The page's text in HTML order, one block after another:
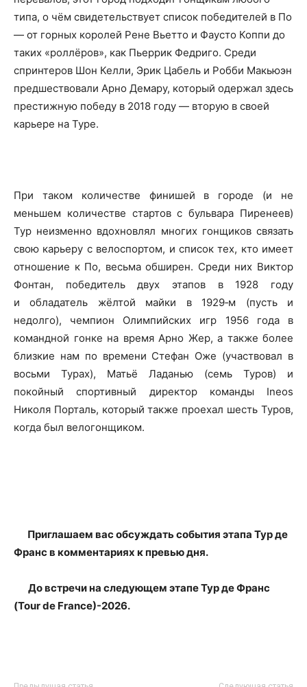
типа, о чём свидетельствует список победителей в По
— от горных королей Рене Вьетто и Фаусто Коппи до
таких «роллёров», как Пьеррик Федриго. Среди
спринтеров Шон Келли, Эрик Цабель и Робби Макьюэн
предшествовали Арно Демару, который одержал здесь
престижную победу в 2018 году — вторую в своей
карьере на Туре.
При таком количестве финишей в городе (и не
меньшем количестве стартов с бульвара Пиренеев)
Тур неизменно вдохновлял многих гонщиков связать
свою карьеру с велоспортом, и список тех, кто имеет
отношение к По, весьма обширен. Среди них Виктор
Фонтан, победитель двух этапов в 1928 году
и обладатель жёлтой майки в 1929‑м (пусть и
недолго), чемпион Олимпийских игр 1956 года в
командной гонке на время Арно Жер, а также более
близкие нам по времени Стефан Оже (участвовал в
восьми Турах), Матьё Ладанью (семь Туров) и
покойный спортивный директор команды Ineos
Николя Порталь, который также проехал шесть Туров,
когда был велогонщиком.
Приглашаем вас обсуждать события этапа Тур де
Франс в комментариях к превью дня.
До встречи на следующем этапе Тур де Франс
(Tour de France)-2026.